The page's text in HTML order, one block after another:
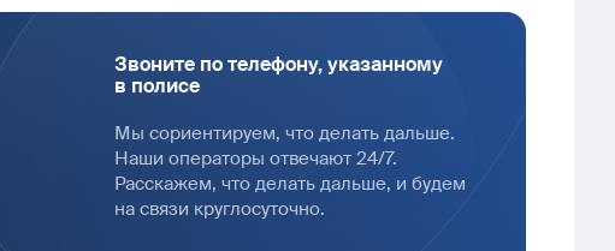
Звоните по телефону, указанному
в полисе
Мы сориентируем, что делать дальше.
Наши операторы отвечают 24/7.
Расскажем, что делать дальше, и будем
на связи круглосуточно.